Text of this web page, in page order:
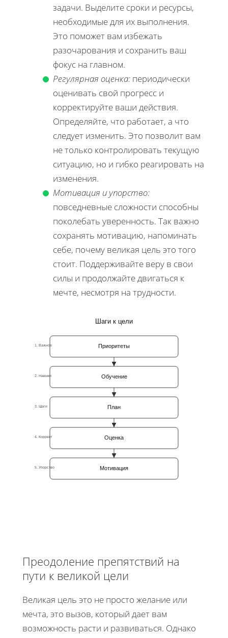
задачи. Выделите сроки и ресурсы,
необходимые для их выполнения.
Это поможет вам избежать
разочарования и сохранить ваш
фокус на главном.
Регулярная оценка: периодически
оценивать свой прогресс и
корректируйте ваши действия.
Определяйте, что работает, а что
следует изменить. Это позволит вам
не только контролировать текущую
ситуацию, но и гибко реагировать на
изменения.
Мотивация и упорство:
повседневные сложности способны
поколебать уверенность. Так важно
сохранять мотивацию, напоминать
себе, почему великая цель это того
стоит. Поддерживайте веру в свои
силы и продолжайте двигаться к
мечте, несмотря на трудности.
Шаги к цели
Приоритеты
Обучение
План
Оценка
Мотивация
1. Важное
2. Навыки
3. Шаги
4. Коррект
5. Упорство
Преодоление препятствий на
пути к великой цели
Великая цель это не просто желание или
мечта, это вызов, который дает вам
возможность расти и развиваться. Однако